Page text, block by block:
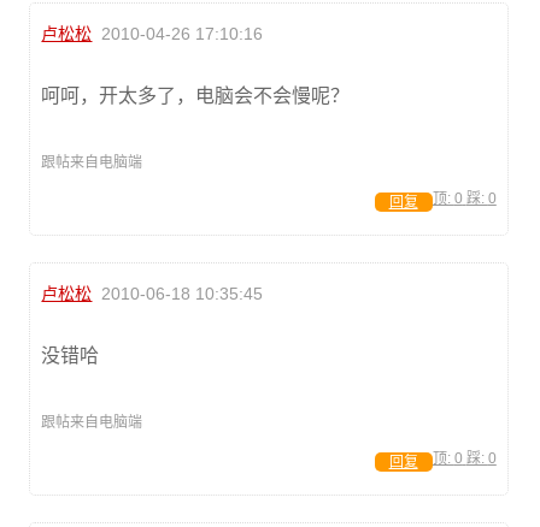
卢松松 2010-04-26 17:10:16
呵呵，开太多了，电脑会不会慢呢？
跟帖来自电脑端
顶: 0 踩: 0
回复
卢松松 2010-06-18 10:35:45
没错哈
跟帖来自电脑端
顶: 0 踩: 0
回复